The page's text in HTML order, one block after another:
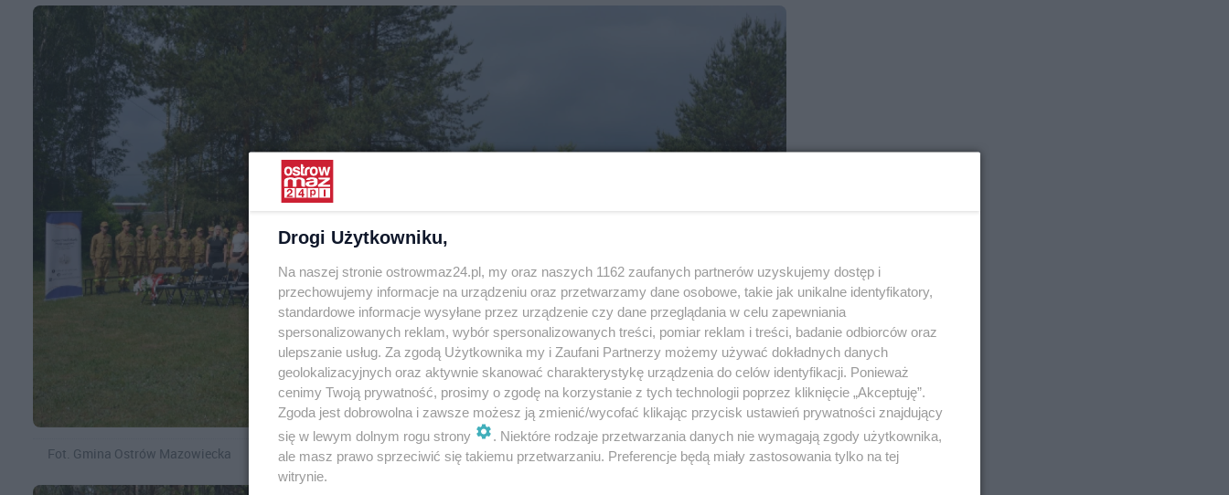
Fot. Gmina Ostrów Mazowiecka
Drogi Użytkowniku,
Na naszej stronie ostrowmaz24.pl, my oraz naszych 1162 zaufanych partnerów uzyskujemy dostęp i
przechowujemy informacje na urządzeniu oraz przetwarzamy dane osobowe, takie jak unikalne identyfikatory,
standardowe informacje wysyłane przez urządzenie czy dane przeglądania w celu zapewniania
spersonalizowanych reklam, wybór spersonalizowanych treści, pomiar reklam i treści, badanie odbiorców oraz
ulepszanie usług. Za zgodą Użytkownika my i Zaufani Partnerzy możemy używać dokładnych danych
geolokalizacyjnych oraz aktywnie skanować charakterystykę urządzenia do celów identyfikacji. Ponieważ
cenimy Twoją prywatność, prosimy o zgodę na korzystanie z tych technologii poprzez kliknięcie „Akceptuję”.
Zgoda jest dobrowolna i zawsze możesz ją zmienić/wycofać klikając przycisk ustawień prywatności znajdujący
się w lewym dolnym rogu strony
. Niektóre rodzaje przetwarzania danych nie wymagają zgody użytkownika,
ale masz prawo sprzeciwić się takiemu przetwarzaniu. Preferencje będą miały zastosowania tylko na tej
witrynie.